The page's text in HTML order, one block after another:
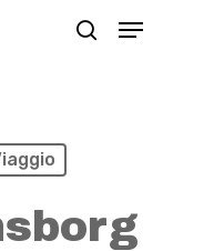
Menu